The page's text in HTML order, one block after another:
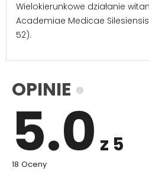
Wielokierunkowe działanie
Academiae Medicae Silesiensis
52).
OPINIE
5.0 z 5
18 Oceny